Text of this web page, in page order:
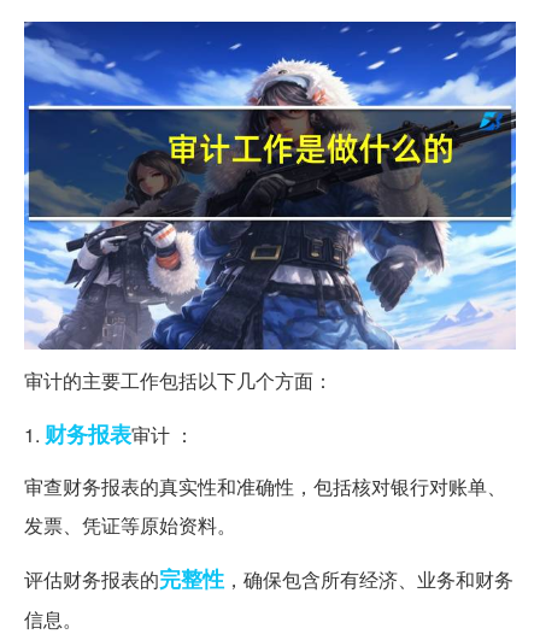
审计的主要工作包括以下几个方面：
1. 财务报表审计 ：
审查财务报表的真实性和准确性，包括核对银行对账单、
发票、凭证等原始资料。
评估财务报表的完整性 ，确保包含所有经济、业务和财务
信息。